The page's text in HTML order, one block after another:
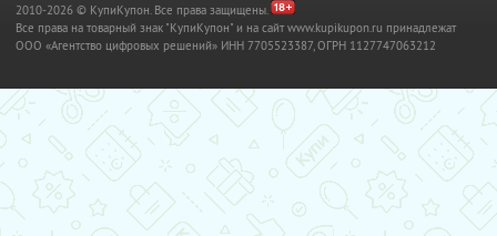
2010-2026 © КупиКупон. Все права защищены.
Все права на товарный знак "КупиКупон" и на сайт www.kupikupon.ru принадлежат
OOO «Агентство цифровых решений» ИНН 7705523387, ОГРН 1127747063212